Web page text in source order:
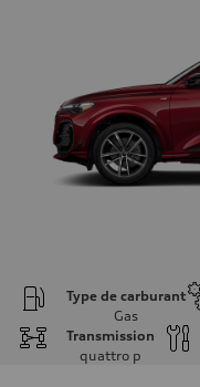
Type de carburant
Gas
Transmission
quattro p